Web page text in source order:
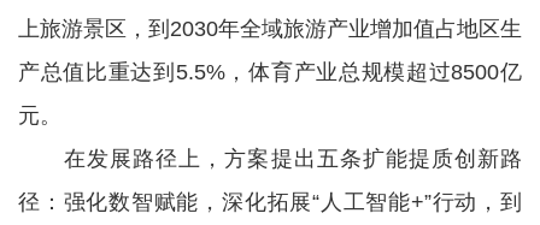
上旅游景区，到2030年全域旅游产业增加值占地区生
产总值比重达到5.5%，体育产业总规模超过8500亿
元。
在发展路径上，方案提出五条扩能提质创新路
径：强化数智赋能，深化拓展“人工智能+”行动，到